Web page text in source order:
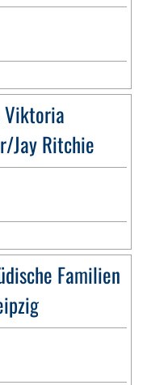
Viktoria
Jay Ritchie
Familien